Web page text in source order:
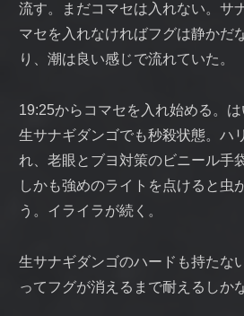
流す。まだコマセは入れない。サ
マセを入れなければフグは静かだ
り、潮は良い感じで流れていた。
19:25からコマセを入れ始める。は
生サナギダンゴでも秒殺状態。ハ
れ、老眼とブヨ対策のビニール手
しかも強めのライトを点けると虫
う。イライラが続く。
生サナギダンゴのハードも持たな
ってフグが消えるまで耐えるしか